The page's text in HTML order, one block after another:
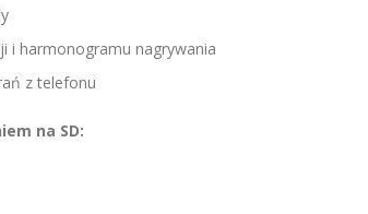
i harmonogramu nagrywania
z telefonu
na SD: